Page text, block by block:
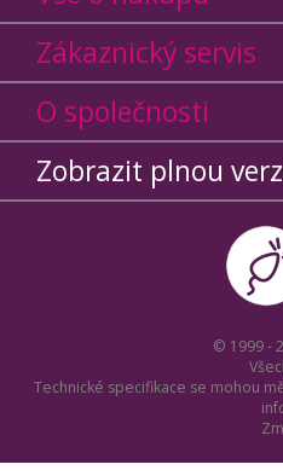
Zákaznický servis
O společnosti
Zobrazit plnou
© 1999 -
Technické specifikace se mohou